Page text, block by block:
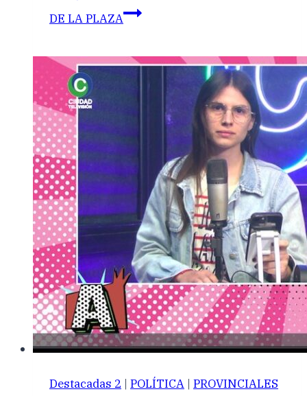
DE LA PLAZA
Destacadas 2 | POLÍTICA | PROVINCIALES